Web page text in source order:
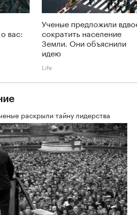
вас:
Ученые предложили
сократить население
Земли. Они объяснили
идею
Life
раскрыли тайну лидерства